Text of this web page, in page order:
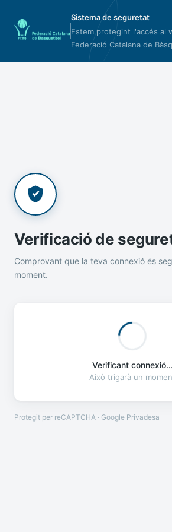
Sistema de seguretat
Estem protegint l'accés al
Federació Catalana de
Verificació de
Comprovant que la teva connexió és
moment.
Verificant connexió...
Això trigarà un
Protegit per reCAPTCHA · Google Privadesa